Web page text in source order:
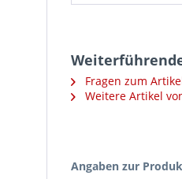
Fragen zum
Weitere Artikel
Angaben zur